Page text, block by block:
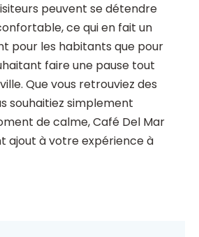
peuvent se détendre
ce qui en fait un
pour les habitants que pour
faire une pause tout
Que vous retrouviez des
souhaitiez simplement
de calme, Café Del Mar
ajout à votre expérience à